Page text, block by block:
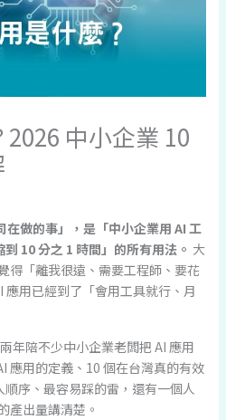
中小企業 10
做的事」，是「中小企業用 AI 工
10 分之 1 時間」的所有用法。 大
得「離我很遠、需要工程師、要花
應用已經到了「會用工具就行、月
年陪不少中小企業老闆把 AI 應用
應用的定義、10 個在台灣真的有效
序、最容易踩的雷，還有一個人
產出量講清楚。